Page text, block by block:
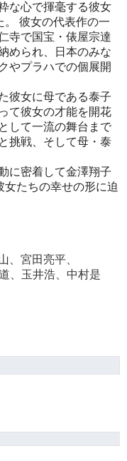
な心で揮毫する彼女
。 彼女の代表作の一
寺で国宝・俵屋宗達
められ、日本のみな
やプラハでの個展開
彼女に母である泰子
て彼女の才能を開花
して一流の舞台まで
挑戦、そして母・泰
に密着して金澤翔子
女たちの幸せの形に迫
、宮田亮平、
、玉井浩、中村是